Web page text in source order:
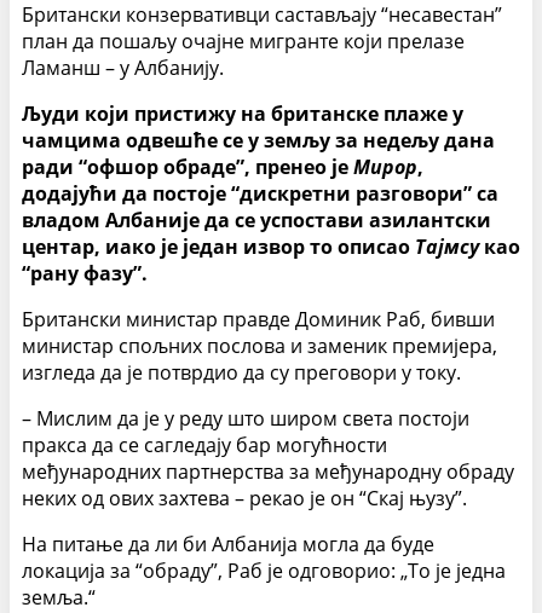
Британски конзервативци састављају “несавестан”
план да пошаљу очајне мигранте који прелазе
Ламанш – у Албанију.
Људи који пристижу на британске плаже у
чамцима одвешће се у земљу за недељу дана
ради “офшор обраде”, пренео јеМирор,
додајући да постоје “дискретни разговори” са
владом Албаније да се успостави азилантски
центар, иако је један извор то описао Тајмсукао
“рану фазу”.
Британски министар правде Доминик Раб, бивши
министар спољних послова и заменик премијера,
изгледа да је потврдио да су преговори у току.
– Мислим да је у реду што широм света постоји
пракса да се сагледају бар могућности
међународних партнерства за међународну обраду
неких од ових захтева – рекао је он “Скај њузу”.
На питање да ли би Албанија могла да буде
локација за “обраду”, Раб је одговорио: „То је једна
земља.“